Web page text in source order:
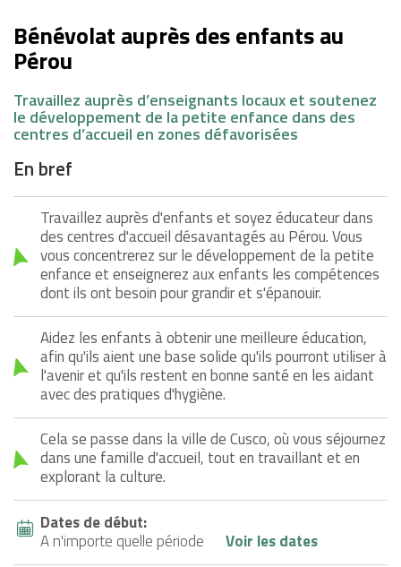
Bénévolat auprès des enfants au
Pérou
Travaillez auprès d’enseignants locaux et soutenez
le développement de la petite enfance dans des
centres d’accueil en zones défavorisées
En bref
Travaillez auprès d'enfants et soyez éducateur dans
des centres d'accueil désavantagés au Pérou. Vous
vous concentrerez sur le développement de la petite
enfance et enseignerez aux enfants les compétences
dont ils ont besoin pour grandir et s'épanouir.
Aidez les enfants à obtenir une meilleure éducation,
afin qu'ils aient une base solide qu'ils pourront utiliser à
l'avenir et qu'ils restent en bonne santé en les aidant
avec des pratiques d'hygiène.
Cela se passe dans la ville de Cusco, où vous séjournez
dans une famille d'accueil, tout en travaillant et en
explorant la culture.
Dates de début:
A n'importe quelle période
Voir les dates